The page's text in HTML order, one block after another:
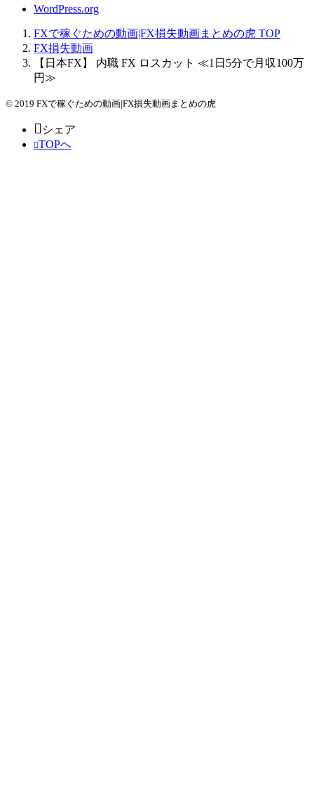
WordPress.org
FXで稼ぐための動画|FX損失動画まとめの虎 TOP
FX損失動画
【日本FX】 内職 FX ロスカット ≪1日5分で月収100万
円≫
© 2019 FXで稼ぐための動画|FX損失動画まとめの虎
シェア
TOPへ